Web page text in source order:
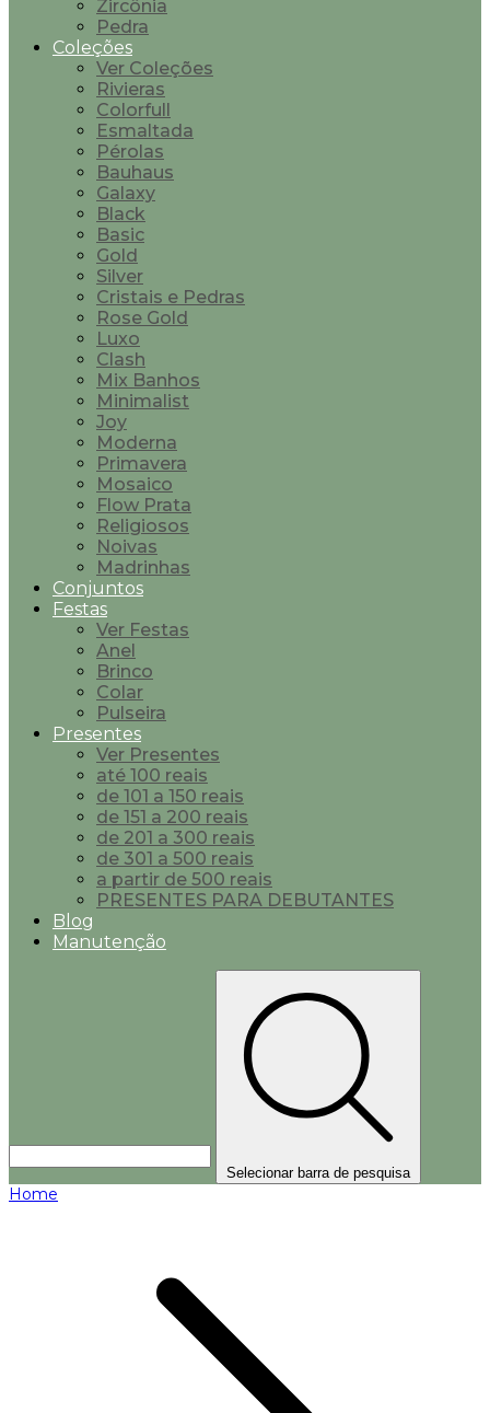
Zircônia
Pedra
Coleções
Ver Coleções
Rivieras
Colorfull
Esmaltada
Pérolas
Bauhaus
Galaxy
Black
Basic
Gold
Silver
Cristais e Pedras
Rose Gold
Luxo
Clash
Mix Banhos
Minimalist
Joy
Moderna
Primavera
Mosaico
Flow Prata
Religiosos
Noivas
Madrinhas
Conjuntos
Festas
Ver Festas
Anel
Brinco
Colar
Pulseira
Presentes
Ver Presentes
até 100 reais
de 101 a 150 reais
de 151 a 200 reais
de 201 a 300 reais
de 301 a 500 reais
a partir de 500 reais
PRESENTES PARA DEBUTANTES
Blog
Manutenção
Selecionar barra de pesquisa
Home